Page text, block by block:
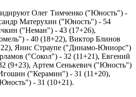
Олег Тимченко ("Юность") -
Матерухин ("Юность") - 54
("Неман") - 43 (17+26),
- 40 (18+22), Виктор Блинов
Янис Страупе ("Динамо-Юниорс")
("Сокол") - 32 (11+21), Евгений
(9+23), Артем Сенькевич ("Юность")
("Керамин") - 31 (11+20),
- 31 (10+21).